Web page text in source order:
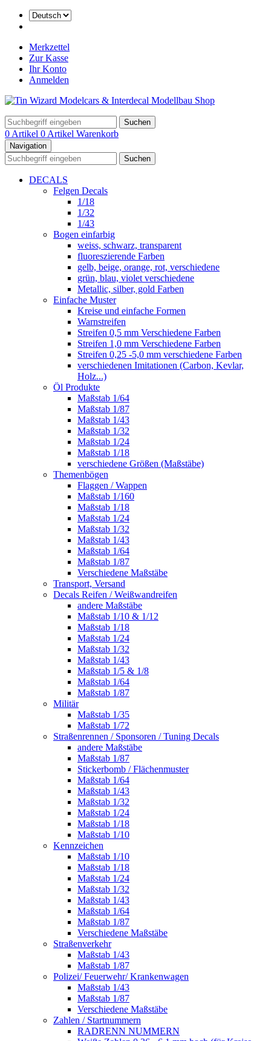
Merkzettel
Zur Kasse
Ihr Konto
Anmelden
Suchen
0 Artikel 0 Artikel Warenkorb
Navigation
Suchen
DECALS
Felgen Decals
1/18
1/32
1/43
Bogen einfarbig
weiss, schwarz, transparent
fluoreszierende Farben
gelb, beige, orange, rot, verschiedene
grün, blau, violet verschiedene
Metallic, silber, gold Farben
Einfache Muster
Kreise und einfache Formen
Warnstreifen
Streifen 0,5 mm Verschiedene Farben
Streifen 1,0 mm Verschiedene Farben
Streifen 0,25 -5,0 mm verschiedene Farben
verschiedenen Imitationen (Carbon, Kevlar,
Holz...)
Öl Produkte
Maßstab 1/64
Maßstab 1/87
Maßstab 1/43
Maßstab 1/32
Maßstab 1/24
Maßstab 1/18
verschiedene Größen (Maßstäbe)
Themenbögen
Flaggen / Wappen
Maßstab 1/160
Maßstab 1/18
Maßstab 1/24
Maßstab 1/32
Maßstab 1/43
Maßstab 1/64
Maßstab 1/87
Verschiedene Maßstäbe
Transport, Versand
Decals Reifen / Weißwandreifen
andere Maßstäbe
Maßstab 1/10 & 1/12
Maßstab 1/18
Maßstab 1/24
Maßstab 1/32
Maßstab 1/43
Maßstab 1/5 & 1/8
Maßstab 1/64
Maßstab 1/87
Militär
Maßstab 1/35
Maßstab 1/72
Straßenrennen / Sponsoren / Tuning Decals
andere Maßstäbe
Maßstab 1/87
Stickerbomb / Flächenmuster
Maßstab 1/64
Maßstab 1/43
Maßstab 1/32
Maßstab 1/24
Maßstab 1/18
Maßstab 1/10
Kennzeichen
Maßstab 1/10
Maßstab 1/18
Maßstab 1/24
Maßstab 1/32
Maßstab 1/43
Maßstab 1/64
Maßstab 1/87
Verschiedene Maßstäbe
Straßenverkehr
Maßstab 1/43
Maßstab 1/87
Polizei/ Feuerwehr/ Krankenwagen
Maßstab 1/43
Maßstab 1/87
Verschiedene Maßstäbe
Zahlen / Startnummern
RADRENN NUMMERN